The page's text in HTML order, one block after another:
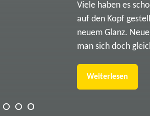
Viele haben es
auf den Kopf
neuem Glanz.
man sich doch
Weiterlesen